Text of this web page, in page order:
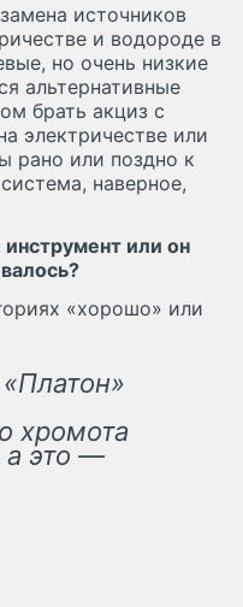
источников
и водороде в
но очень низкие
альтернативные
брать акциз с
электричестве или
рано или поздно к
наверное,
или он
«хорошо» или
хромота
а это —